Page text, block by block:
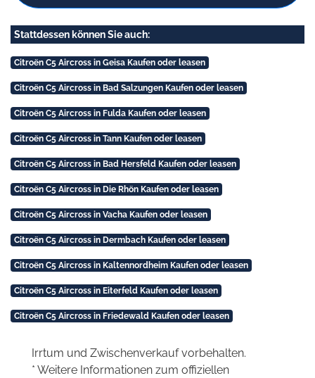
Stattdessen können Sie auch:
Citroën C5 Aircross in Geisa Kaufen oder leasen
Citroën C5 Aircross in Bad Salzungen Kaufen oder leasen
Citroën C5 Aircross in Fulda Kaufen oder leasen
Citroën C5 Aircross in Tann Kaufen oder leasen
Citroën C5 Aircross in Bad Hersfeld Kaufen oder leasen
Citroën C5 Aircross in Die Rhön Kaufen oder leasen
Citroën C5 Aircross in Vacha Kaufen oder leasen
Citroën C5 Aircross in Dermbach Kaufen oder leasen
Citroën C5 Aircross in Kaltennordheim Kaufen oder leasen
Citroën C5 Aircross in Eiterfeld Kaufen oder leasen
Citroën C5 Aircross in Friedewald Kaufen oder leasen
Irrtum und Zwischenverkauf vorbehalten.
* Weitere Informationen zum offiziellen